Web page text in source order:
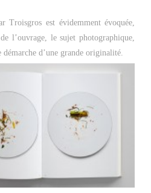
Troisgros est évidemment évoquée,
l’ouvrage, le sujet photographique,
démarche d’une grande originalité.